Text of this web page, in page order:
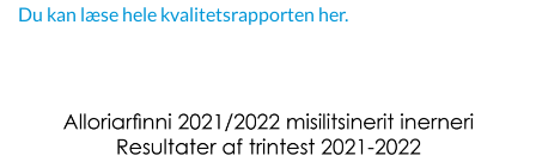
Du kan læse hele kvalitetsrapporten her.